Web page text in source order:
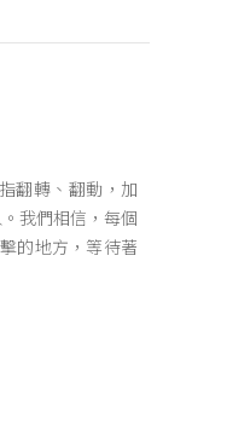
翻轉、翻動，加
我們相信，每個
的地方，等待著